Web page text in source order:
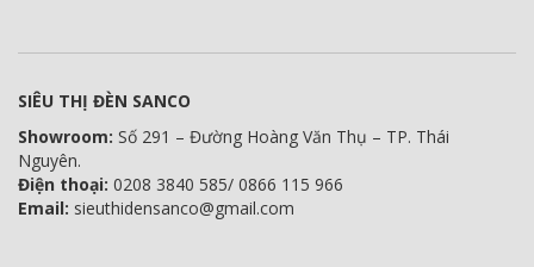
SIÊU THỊ ĐÈN SANCO
Showroom: Số 291 – Đường Hoàng Văn Thụ – TP. Thái
Nguyên.
Điện thoại: 0208 3840 585/ 0866 115 966
Email: sieuthidensanco@gmail.com